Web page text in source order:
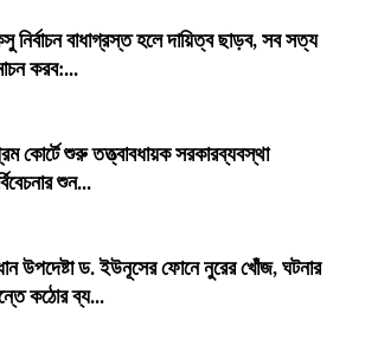
নির্বাচন বাধাগ্রস্ত হলে দায়িত্ব ছাড়ব, সব সত্য
করব:...
কোর্টে শুরু তত্ত্বাবধায়ক সরকারব্যবস্থা
শুন...
উপদেষ্টা ড. ইউনূসের ফোনে নুরের খোঁজ, ঘটনার
কঠোর ব্য...